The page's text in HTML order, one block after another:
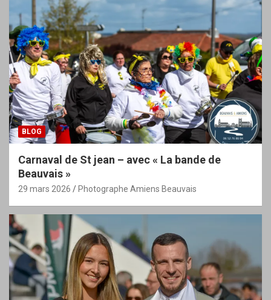
BLOG
Carnaval de St jean – avec « La bande de
Beauvais »
29 mars 2026 Photographe Amiens Beauvais